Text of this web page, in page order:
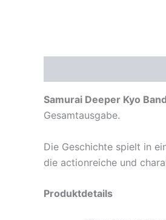
Samurai Deeper Kyo
Gesamtausgabe.
Die Geschichte spielt in
die actionreiche und
Produktdetails